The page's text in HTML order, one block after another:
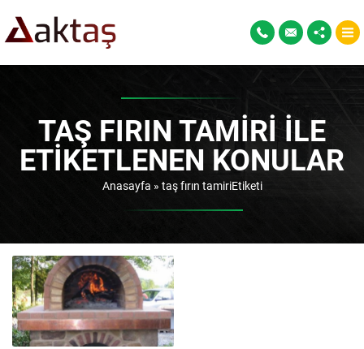
TAŞ FIRIN TAMIRI ILE
ETIKETLENEN KONULAR
Anasayfa » taş fırın tamiriEtiketi